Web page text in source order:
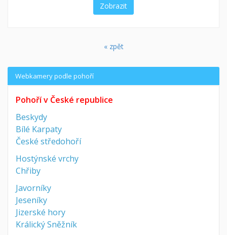
Zobrazit
« zpět
Webkamery podle pohoří
Pohoří v České republice
Beskydy
Bílé Karpaty
České středohoří
Hostýnské vrchy
Chřiby
Javorníky
Jeseníky
Jizerské hory
Králický Sněžník